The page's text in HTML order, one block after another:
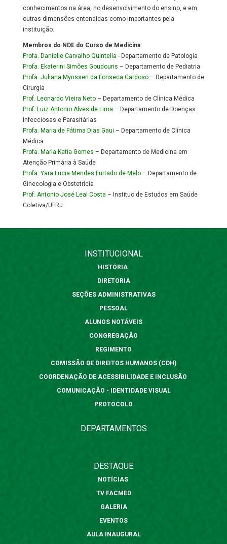
conhecimentos na área, no desenvolvimento do ensino, e em
outras dimensões entendidas como importantes pela
instituição.
Membros do NDE do Curso de Medicina:
Profa. Danielle Carvalho Quintella - Departamento de Patologia
Profa. Ekaterini Simões Goudouris – Departamento de Pediatria
Profa. Juliana Mynssen da Fonseca Cardoso – Departamento de
Cirurgia
Prof. Leonardo Vieira Neto – Departamento de Clínica Médica
Prof. Luiz Antonio Alves de Lima – Departamento de Doenças
Infecciosas e Parasitárias
Profa. Maria de Fátima Dias Gaui – Departamento de Clínica
Médica
Profa. Maria Katia Gomes – Departamento de Medicina em
Atenção Primária à Saúde
Profa. Yara Lucia Mendes Furtado de Melo – Departamento de
Ginecologia e Obstetrícia
Prof. Antonio José Leal Costa – Instituo de Estudos em Saúde
Coletiva/UFRJ
INSTITUCIONAL
HISTÓRIA
DIRETORIA
SEÇÕES ADMINISTRATIVAS
PESSOAL
ALUNOS NOTÁVEIS
CONGREGAÇÃO
REGIMENTO
COMISSÃO DE DIREITOS HUMANOS (CDH)
COORDENAÇÃO DE ACESSIBILIDADE E INCLUSÃO
COMUNICAÇÃO - IDENTIDADE VISUAL
PROTOCOLO
DEPARTAMENTOS
DESTAQUE
NOTÍCIAS
TV FACMED
GALERIA
EVENTOS
AULA INAUGURAL